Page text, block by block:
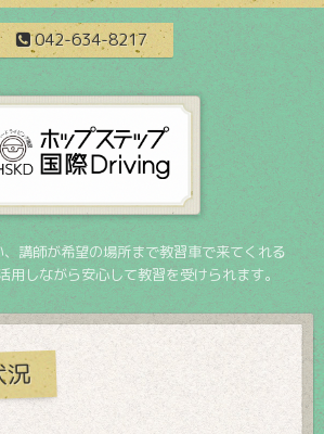
042-634-8217
講師が希望の場所まで教習車で来てくれる
用しながら安心して教習を受けられます。
況